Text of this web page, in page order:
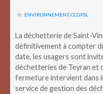
ENVIRONNEMENT,CCGPSL
La déchetterie de Saint-
définitivement à compter
date, les usagers sont
déchetteries de Teyran et
fermeture intervient dans
service de gestion des